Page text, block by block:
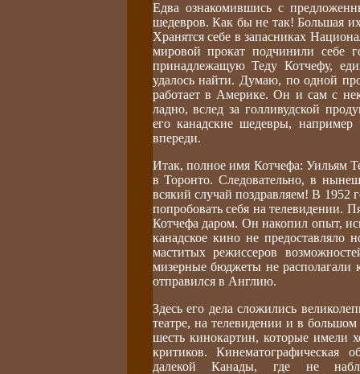
Едва ознакомившись с
шедевров. Как бы не так! Большая
Хранятся себе в запасниках
мировой прокат подчинили себе
принадлежащую Теду Котчефу,
удалось найти. Думаю, по одной
работает в Америке. Он и сам с
ладно, вслед за голливудской
его канадские шедевры,
впереди.
Итак, полное имя Котчефа: Уильям
в Торонто. Следовательно, в
всякий случай поздравляем! В
попробовать себя на телевидении.
Котчефа даром. Он накопил опыт,
канадское кино не
маститых режиссеров
мизерные бюджеты не располагали
отправился в Англию.
Здесь его дела сложились
театре, на телевидении и в
шесть кинокартин, которые имели
критиков. Кинематографическая
далекой Канады, где не